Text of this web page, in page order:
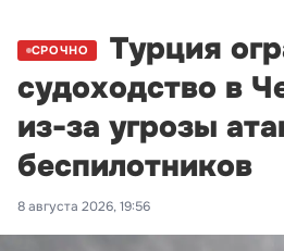
СРОЧНО
Турция
судоходство в
из-за угрозы
беспилотников
8 августа 2026, 19:56